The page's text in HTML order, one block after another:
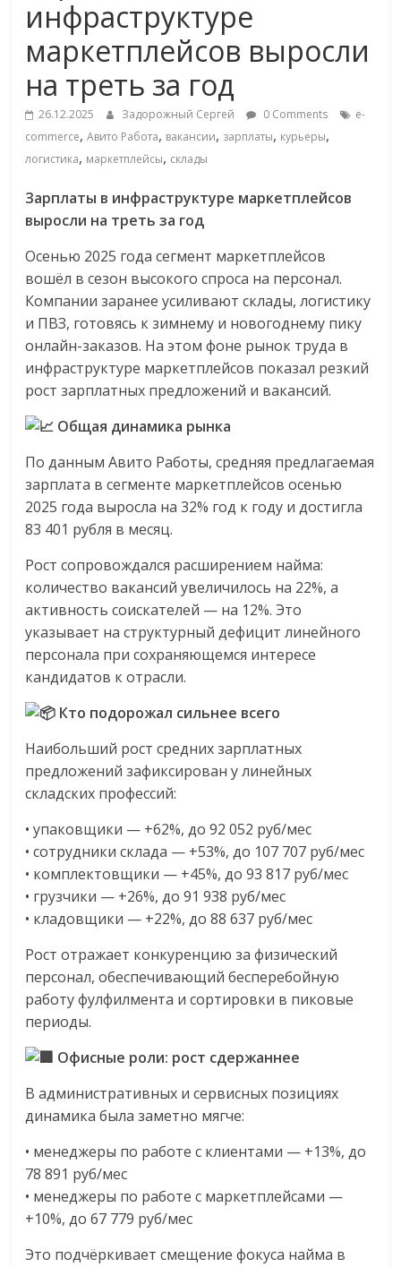
Commerce,
омниканальном
ритейле,
логистике,
технологиях,
соцсетях
Портал
об
онлайн-
торговле,
сервисах
для
Commerce,
ритейле,
логистике,
технологиях,
Нам
важно,
как
знать
как
Сеть
меняет
жизнь
людей
обсудить
изменения
читателем.
инфраструктуре
маркетплейсов выросли
на треть за год
26.12.2025 Задорожный Сергей 0 Comments
e-
commerce,Авито Работа, вакансии, зарплаты, курьеры,
логистика, маркетплейсы, склады
Зарплаты в инфраструктуре маркетплейсов
выросли на треть за год
Осенью 2025 года сегмент маркетплейсов
вошёл в сезон высокого спроса на персонал.
Компании заранее усиливают склады, логистику
и ПВЗ, готовясь к зимнему и новогоднему пику
онлайн-заказов. На этом фоне рынок труда в
инфраструктуре маркетплейсов показал резкий
рост зарплатных предложений и вакансий.
Общая динамика рынка
По данным Авито Работы, средняя предлагаемая
зарплата в сегменте маркетплейсов осенью
2025 года выросла на 32% год к году и достигла
83 401 рубля в месяц.
Рост сопровождался расширением найма:
количество вакансий увеличилось на 22%, а
активность соискателей — на 12%. Это
указывает на структурный дефицит линейного
персонала при сохраняющемся интересе
кандидатов к отрасли.
Кто подорожал сильнее всего
Наибольший рост средних зарплатных
предложений зафиксирован у линейных
складских профессий:
• упаковщики — +62%, до 92 052 руб/мес
• сотрудники склада — +53%, до 107 707 руб/мес
• комплектовщики — +45%, до 93 817 руб/мес
• грузчики — +26%, до 91 938 руб/мес
• кладовщики — +22%, до 88 637 руб/мес
Рост отражает конкуренцию за физический
персонал, обеспечивающий бесперебойную
работу фулфилмента и сортировки в пиковые
периоды.
Офисные роли: рост сдержаннее
В административных и сервисных позициях
динамика была заметно мягче:
• менеджеры по работе с клиентами — +13%, до
78 891 руб/мес
• менеджеры по работе с маркетплейсами —
+10%, до 67 779 руб/мес
Это подчёркивает смещение фокуса найма в